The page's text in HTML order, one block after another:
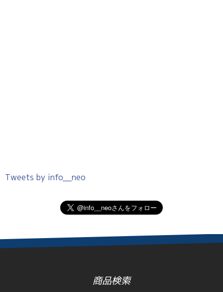
Tweets by info__neo
商品検索